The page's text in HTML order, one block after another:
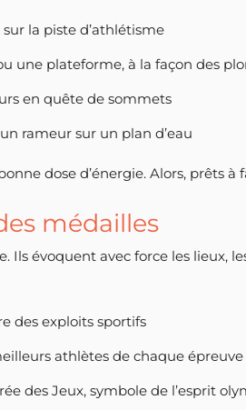
la piste d’athlétisme
une plateforme, à la façon des
en quête de sommets
rameur sur un plan d’eau
dose d’énergie. Alors, prêts à
médailles
Ils évoquent avec force les lieux,
des exploits sportifs
athlètes de chaque épreuve
des Jeux, symbole de l’esprit